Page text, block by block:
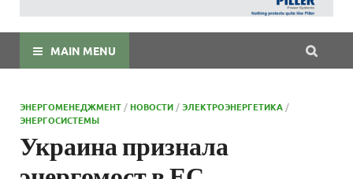
MAIN MENU
ЭНЕРГОМЕНЕДЖМЕНТ /НОВОСТИ /ЭЛЕКТРОЭНЕРГЕТИКА /
ЭНЕРГОСИСТЕМЫ
Украина признала